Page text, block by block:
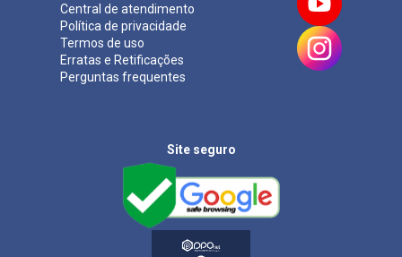
Central de atendimento
Política de privacidade
Termos de uso
Erratas e Retificações
Perguntas frequentes
Site seguro